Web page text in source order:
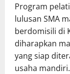
Program
lulusan SMA
berdomisili di
diharapkan
yang siap
usaha mandiri.